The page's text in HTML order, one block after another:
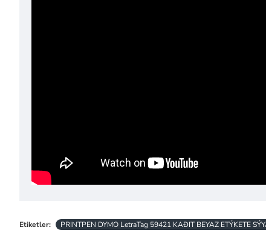
Etiketler: PRINTPEN DYMO LetraTag 59421 KAÐIT BEYAZ ETÝKETE